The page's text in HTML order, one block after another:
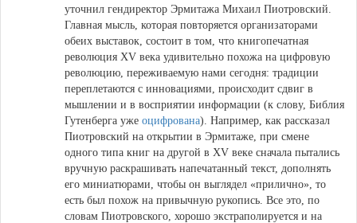
уточнил гендиректор Эрмитажа Михаил Пиотровский.
Главная мысль, которая повторяется организаторами
обеих выставок, состоит в том, что книгопечатная
революция XV века удивительно похожа на цифровую
революцию, переживаемую нами сегодня: традиции
переплетаются с инновациями, происходит сдвиг в
мышлении и в восприятии информации (к слову, Библия
Гутенберга уже оцифрована). Например, как рассказал
Пиотровский на открытии в Эрмитаже, при смене
одного типа книг на другой в XV веке сначала пытались
вручную раскрашивать напечатанный текст, дополнять
его миниатюрами, чтобы он выглядел «прилично», то
есть был похож на привычную рукопись. Все это, по
словам Пиотровского, хорошо экстраполируется и на